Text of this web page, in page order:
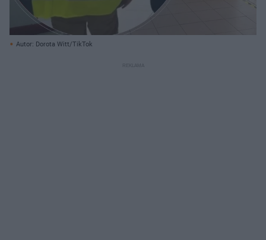
Autor: Dorota Witt/TikTok